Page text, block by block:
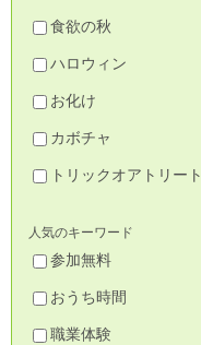
食欲の秋
ハロウィン
お化け
カボチャ
トリックオアトリート
人気のキーワード
参加無料
おうち時間
職業体験